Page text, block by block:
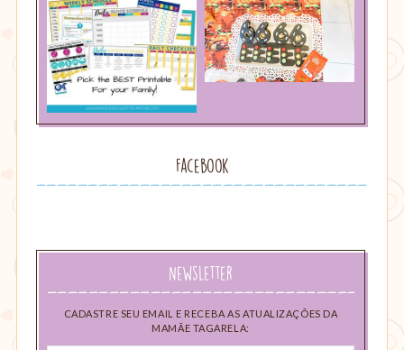
Facebook
Newsletter
CADASTRE SEU EMAIL E RECEBA AS ATUALIZAÇÕES DA
MAMÃE TAGARELA: